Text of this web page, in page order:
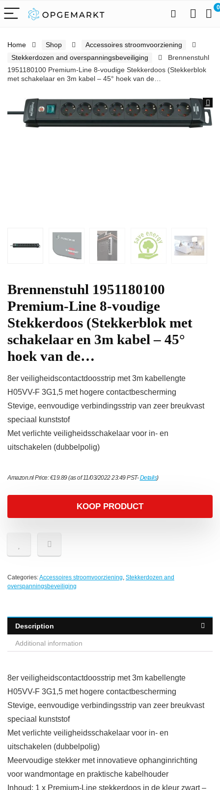
0
Home Shop
Accessoires stroomvoorziening
Stekkerdozen and overspanningsbeveiliging
Brennenstuhl
1951180100 Premium-Line 8-voudige Stekkerdoos (Stekkerblok
met schakelaar en 3m kabel – 45° hoek van de…
Brennenstuhl 1951180100
Premium-Line 8-voudige
Stekkerdoos (Stekkerblok met
schakelaar en 3m kabel – 45°
hoek van de…
8er veiligheidscontactdoosstrip met 3m kabellengte
H05VV-F 3G1,5 met hogere contactbescherming
Stevige, eenvoudige verbindingsstrip van zeer breukvast
speciaal kunststof
Met verlichte veiligheidsschakelaar voor in- en
uitschakelen (dubbelpolig)
Amazon.nl Price:€19.89(as of 11/03/2022 23:49 PST-Details)
KOOP PRODUCT
Categories:Accessoires stroomvoorziening, Stekkerdozen and
overspanningsbeveiliging
Description
Additional information
8er veiligheidscontactdoosstrip met 3m kabellengte
H05VV-F 3G1,5 met hogere contactbescherming
Stevige, eenvoudige verbindingsstrip van zeer breukvast
speciaal kunststof
Met verlichte veiligheidsschakelaar voor in- en
uitschakelen (dubbelpolig)
Meervoudige stekker met innovatieve ophanginrichting
voor wandmontage en praktische kabelhouder
Inhoud: 1 x Premium-Line stekkerdoos in de kleur zwart –